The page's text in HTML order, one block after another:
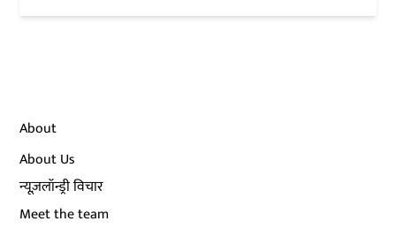
About
About Us
न्यूज़लॉन्ड्री विचार
Meet the team